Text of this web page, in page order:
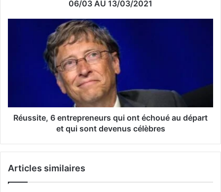
06/03 AU 13/03/2021
Réussite, 6 entrepreneurs qui ont échoué au départ
et qui sont devenus célèbres
Articles similaires